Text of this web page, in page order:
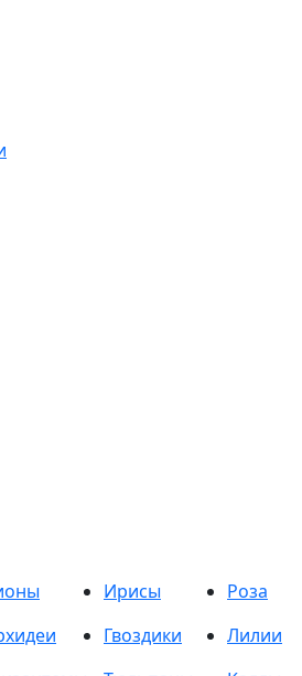
Ирисы
Роза
Гвоздики
Лилии